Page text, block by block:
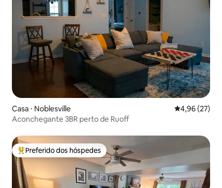
Casa ⋅ Noblesville 4,96 de uma
4,96 (27)
Aconchegante 3BR perto de Ruoff
Entre os melhores preferidos dos hóspedes
Preferido dos hóspedes